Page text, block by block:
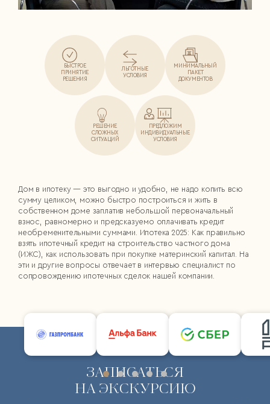
БЫСТРОЕ
ПРИНЯТИЕ
РЕШЕНИЯ
ЛЬГОТНЫЕ
УСЛОВИЯ
МИНИМАЛЬНЫЙ
ПАКЕТ
ДОКУМЕНТОВ
РЕШЕНИЕ
СЛОЖНЫХ
СИТУАЦИЙ
ПРЕДЛОЖИМ
ИНДИВИДУАЛЬНЫЕ
УСЛОВИЯ
Дом в ипотеку — это выгодно и удобно, не надо копить всю
сумму целиком, можно быстро построиться и жить в
собственном доме заплатив небольшой первоначальный
взнос, равномерно и предсказуемо оплачивать кредит
необременительными суммами. Ипотека 2025: Как правильно
взять ипотечный кредит на строительство частного дома
(ИЖС), как использовать при покупке материнский капитал. На
эти и другие вопросы отвечает в интервью специалист по
сопровождению ипотечных сделок нашей компании.
ЗАПИСАТЬСЯ
НА ЭКСКУРСИЮ